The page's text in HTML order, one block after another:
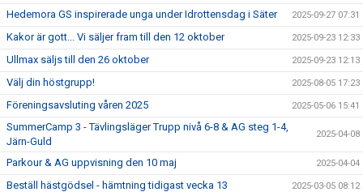
Hedemora GS inspirerade unga under Idrottensdag i Säter 2025-09-27 07:31
Kakor är gott... Vi säljer fram till den 12 oktober 2025-09-23 12:33
Ullmax säljs till den 26 oktober 2025-09-23 12:13
Välj din höstgrupp! 2025-08-05 17:23
Föreningsavsluting våren 2025 2025-05-06 15:41
SummerCamp 3 - Tävlingsläger Trupp nivå 6-8 & AG steg 1-4,
Järn-Guld
2025-04-08
Parkour & AG uppvisning den 10 maj 2025-04-04
Beställ hästgödsel - hämtning tidigast vecka 13 2025-03-05 08:12